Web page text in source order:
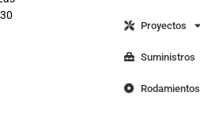
Proyectos
Suministros
Rodamientos